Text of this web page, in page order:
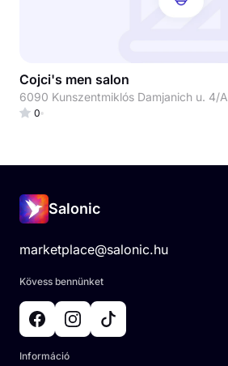
Cojci's men salon
6090 Kunszentmiklós Damjanich u. 4/A
0
Salonic
marketplace@salonic.hu
Kövess bennünket
Információ